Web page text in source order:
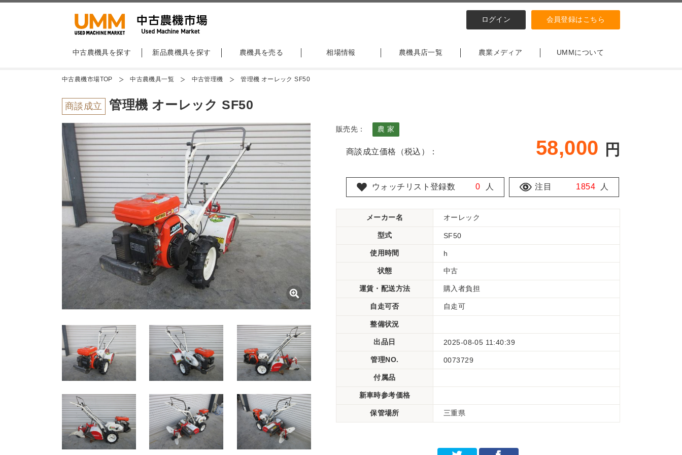
ログイン 会員登録はこちら
中古農機具を探す 新品農機具を探す 農機具を売る 相場情報 農機具店一覧 農業メディア UMMについて
中古農機市場TOP 中古農機具一覧 中古管理機 管理機 オーレック SF50
商談成立 管理機 オーレック SF50
販売先： 農 家
商談成立価格（税込）： 58,000 円
ウォッチリスト登録数 0 人 注目 1854 人
メーカー名 オーレック
型式 SF50
使用時間 h
状態 中古
運賃・配送方法 購入者負担
自走可否 自走可
整備状況
出品日 2025-08-05 11:40:39
管理NO. 0073729
付属品
新車時参考価格
保管場所 三重県